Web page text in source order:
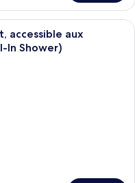
chambre d’hôtel avec un
accessible aux
In Shower)